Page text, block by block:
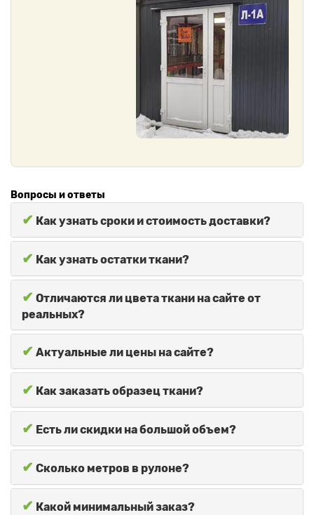
Вопросы и ответы
✔ Как узнать сроки и стоимость доставки?
✔ Как узнать остатки ткани?
✔ Отличаются ли цвета ткани на сайте от
реальных?
✔ Актуальные ли цены на сайте?
✔ Как заказать образец ткани?
✔ Есть ли скидки на большой объем?
✔ Сколько метров в рулоне?
✔ Какой минимальный заказ?